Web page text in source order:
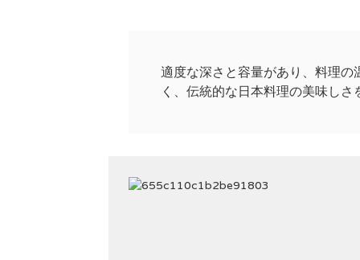
適度な深さと容量があり、料理の
く、伝統的な日本料理の美味しさ